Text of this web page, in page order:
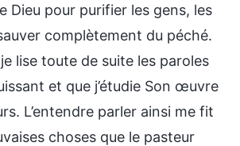
Dieu pour purifier les gens, les
complètement du péché.
lise toute de suite les paroles
et que j’étudie Son œuvre
L’entendre parler ainsi me fit
choses que le pasteur